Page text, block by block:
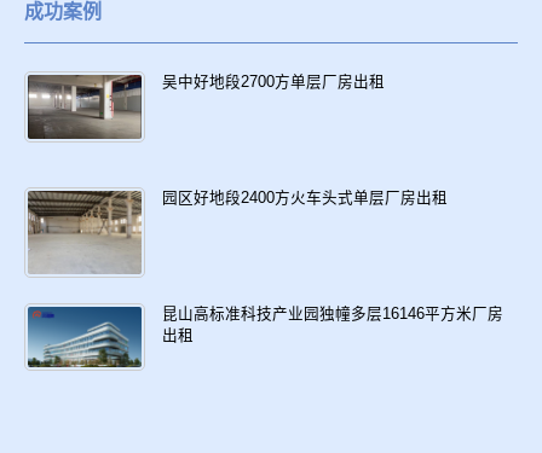
成功案例
吴中好地段2700方单层厂房出租
园区好地段2400方火车头式单层厂房出租
昆山高标准科技产业园独幢多层16146平方米厂房
出租